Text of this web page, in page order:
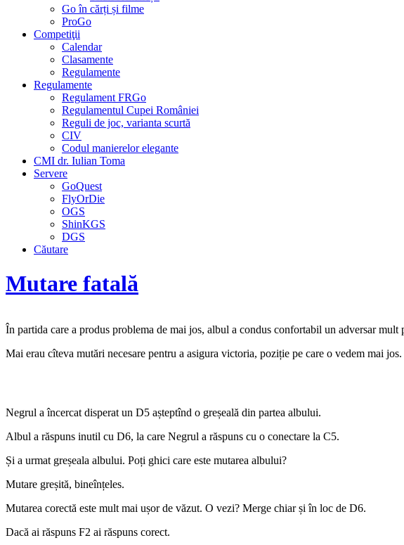
Go în cărți și filme
ProGo
Competiţii
Calendar
Clasamente
Regulamente
Regulamente
Regulament FRGo
Regulamentul Cupei României
Reguli de joc, varianta scurtă
CIV
Codul manierelor elegante
CMI dr. Iulian Toma
Servere
GoQuest
FlyOrDie
OGS
ShinKGS
DGS
Căutare
Mutare fatală
În partida care a produs problema de mai jos, albul a condus confortabil un adversar mult
Mai erau cîteva mutări necesare pentru a asigura victoria, poziție pe care o vedem mai jos.
Negrul a încercat disperat un D5 așteptînd o greșeală din partea albului.
Albul a răspuns inutil cu D6, la care Negrul a răspuns cu o conectare la C5.
Și a urmat greșeala albului. Poți ghici care este mutarea albului?
Mutare greșită, bineînțeles.
Mutarea corectă este mult mai ușor de văzut. O vezi? Merge chiar și în loc de D6.
Dacă ai răspuns F2 ai răspuns corect.